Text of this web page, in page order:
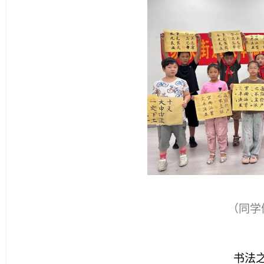
（同
书法